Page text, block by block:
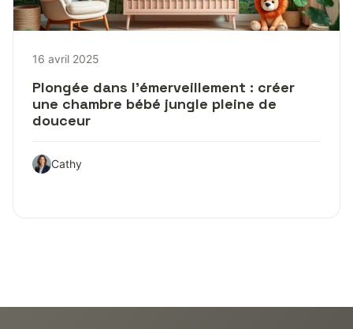
16 avril 2025
Plongée dans l’émerveillement : créer
une chambre bébé jungle pleine de
douceur
Cathy